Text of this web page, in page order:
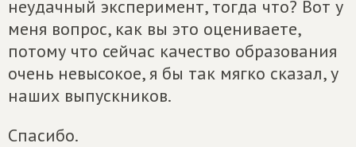
неудачный эксперимент, тогда что? Вот у
меня вопрос, как вы это оцениваете,
потому что сейчас качество образования
очень невысокое, я бы так мягко сказал, у
наших выпускников.
Спасибо.